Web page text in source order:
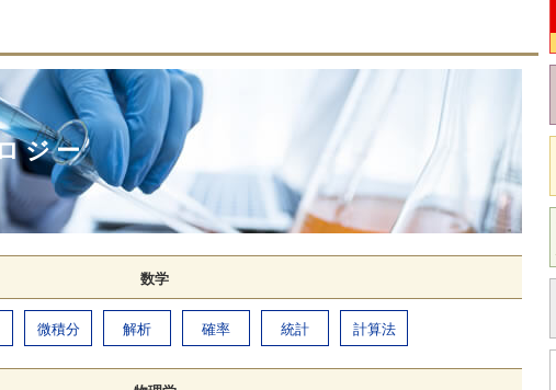
ジー
数学
微積分 解析 確率 統計 計算法